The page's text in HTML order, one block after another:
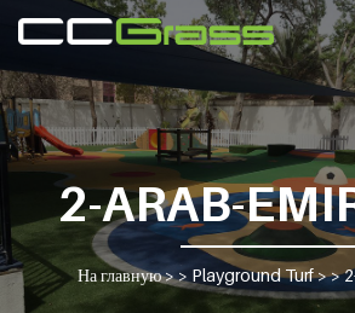
2-ARAB-
На главную> > Playground Turf> >